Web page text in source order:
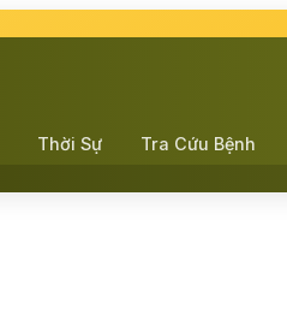
Thời Sự Tra Cứu Bệnh